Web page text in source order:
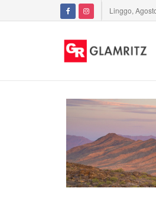
Linggo,